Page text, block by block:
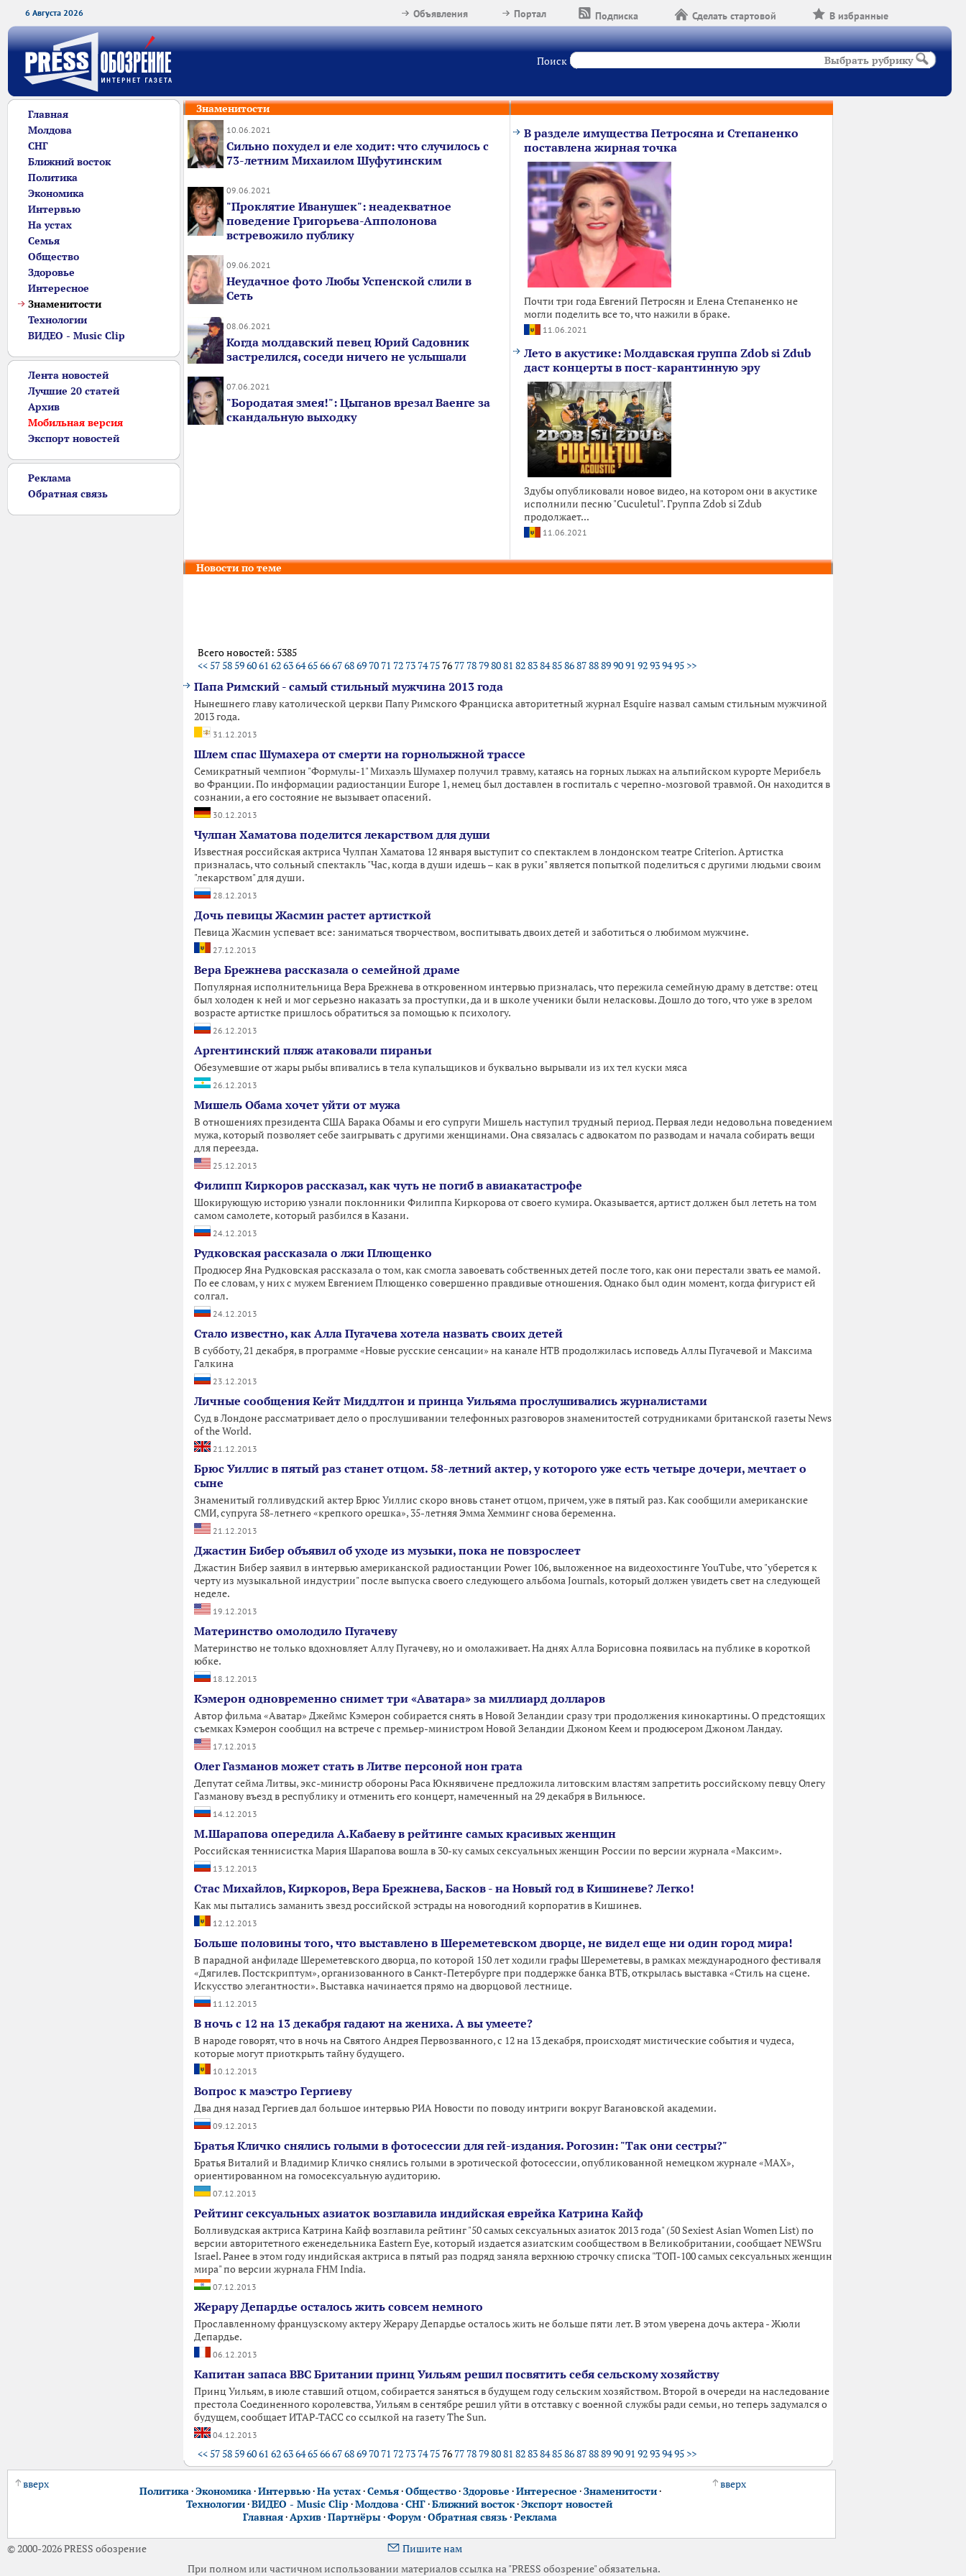
6 Августа 2026 В избранные
Сделать стартовой
Подписка
Портал
Объявления
Поиск Выбрать рубрику
Главная
Молдова
СНГ
Ближний восток
Политика
Экономика
Интервью
На устах
Семья
Общество
Здоровье
Интересное
Знаменитости
Технологии
ВИДЕО - Music Clip
Лента новостей
Лучшие 20 статей
Архив
Мобильная версия
Экспорт новостей
Реклама
Обратная связь
Знаменитости
10.06.2021
Сильно похудел и еле ходит: что случилось с
73-летним Михаилом Шуфутинским
09.06.2021
"Проклятие Иванушек": неадекватное
поведение Григорьева-Апполонова
встревожило публику
09.06.2021
Неудачное фото Любы Успенской слили в
Сеть
08.06.2021
Когда молдавский певец Юрий Садовник
застрелился, соседи ничего не услышали
07.06.2021
"Бородатая змея!": Цыганов врезал Ваенге за
скандальную выходку
В разделе имущества Петросяна и Степаненко
поставлена жирная точка
Почти три года Евгений Петросян и Елена Степаненко не
могли поделить все то, что нажили в браке.
11.06.2021
Лето в акустике: Молдавская группа Zdob si Zdub
даст концерты в пост-карантинную эру
Здубы опубликовали новое видео, на котором они в акустике
исполнили песню "Cuculetul". Группа Zdob si Zdub
продолжает...
11.06.2021
Новости по теме
Всего новостей: 5385
<< 57 58 596061 6263646566676869 70 71 72 73 74 75 76 77 78 798081 82838485868788899091 92939495 >>
Папа Римский - самый стильный мужчина 2013 года
Нынешнего главу католической церкви Папу Римского Франциска авторитетный журнал Esquire назвал самым стильным мужчиной
2013 года.
31.12.2013
Шлем спас Шумахера от смерти на горнолыжной трассе
Семикратный чемпион "Формулы-1" Михаэль Шумахер получил травму, катаясь на горных лыжах на альпийском курорте Мерибель
во Франции. По информации радиостанции Europe 1, немец был доставлен в госпиталь с черепно-мозговой травмой. Он находится в
сознании, а его состояние не вызывает опасений.
30.12.2013
Чулпан Хаматова поделится лекарством для души
Известная российская актриса Чулпан Хаматова 12 января выступит со спектаклем в лондонском театре Criterion. Артистка
призналась, что сольный спектакль "Час, когда в души идешь – как в руки" является попыткой поделиться с другими людьми своим
"лекарством" для души.
28.12.2013
Дочь певицы Жасмин растет артисткой
Певица Жасмин успевает все: заниматься творчеством, воспитывать двоих детей и заботиться о любимом мужчине.
27.12.2013
Вера Брежнева рассказала о семейной драме
Популярная исполнительница Вера Брежнева в откровенном интервью призналась, что пережила семейную драму в детстве: отец
был холоден к ней и мог серьезно наказать за проступки, да и в школе ученики были неласковы. Дошло до того, что уже в зрелом
возрасте артистке пришлось обратиться за помощью к психологу.
26.12.2013
Аргентинский пляж атаковали пираньи
Обезумевшие от жары рыбы впивались в тела купальщиков и буквально вырывали из их тел куски мяса
26.12.2013
Мишель Обама хочет уйти от мужа
В отношениях президента США Барака Обамы и его супруги Мишель наступил трудный период. Первая леди недовольна поведением
мужа, который позволяет себе заигрывать с другими женщинами. Она связалась с адвокатом по разводам и начала собирать вещи
для переезда.
25.12.2013
Филипп Киркоров рассказал, как чуть не погиб в авиакатастрофе
Шокирующую историю узнали поклонники Филиппа Киркорова от своего кумира. Оказывается, артист должен был лететь на том
самом самолете, который разбился в Казани.
24.12.2013
Рудковская рассказала о лжи Плющенко
Продюсер Яна Рудковская рассказала о том, как смогла завоевать собственных детей после того, как они перестали звать ее мамой.
По ее словам, у них с мужем Евгением Плющенко совершенно правдивые отношения. Однако был один момент, когда фигурист ей
солгал.
24.12.2013
Стало известно, как Алла Пугачева хотела назвать своих детей
В субботу, 21 декабря, в программе «Новые русские сенсации» на канале НТВ продолжилась исповедь Аллы Пугачевой и Максима
Галкина
23.12.2013
Личные сообщения Кейт Миддлтон и принца Уильяма прослушивались журналистами
Суд в Лондоне рассматривает дело о прослушивании телефонных разговоров знаменитостей сотрудниками британской газеты News
of the World.
21.12.2013
Брюс Уиллис в пятый раз станет отцом. 58-летний актер, у которого уже есть четыре дочери, мечтает о
сыне
Знаменитый голливудский актер Брюс Уиллис скоро вновь станет отцом, причем, уже в пятый раз. Как сообщили американские
СМИ, супруга 58-летнего «крепкого орешка», 35-летняя Эмма Хемминг снова беременна.
21.12.2013
Джастин Бибер объявил об уходе из музыки, пока не повзрослеет
Джастин Бибер заявил в интервью американской радиостанции Power 106, выложенное на видеохостинге YouTube, что "уберется к
черту из музыкальной индустрии" после выпуска своего следующего альбома Journals, который должен увидеть свет на следующей
неделе.
19.12.2013
Материнство омолодило Пугачеву
Материнство не только вдохновляет Аллу Пугачеву, но и омолаживает. На днях Алла Борисовна появилась на публике в короткой
юбке.
18.12.2013
Кэмерон одновременно снимет три «Аватара» за миллиард долларов
Автор фильма «Аватар» Джеймс Кэмерон собирается снять в Новой Зеландии сразу три продолжения кинокартины. О предстоящих
съемках Кэмерон сообщил на встрече с премьер-министром Новой Зеландии Джоном Кеем и продюсером Джоном Ландау.
17.12.2013
Олег Газманов может стать в Литве персоной нон грата
Депутат сейма Литвы, экс-министр обороны Раса Юкнявичене предложила литовским властям запретить российскому певцу Олегу
Газманову въезд в республику и отменить его концерт, намеченный на 29 декабря в Вильнюсе.
14.12.2013
М.Шарапова опередила А.Кабаеву в рейтинге самых красивых женщин
Российская теннисистка Мария Шарапова вошла в 30-ку самых сексуальных женщин России по версии журнала «Максим».
13.12.2013
Стас Михайлов, Киркоров, Вера Брежнева, Басков - на Новый год в Кишиневе? Легко!
Как мы пытались заманить звезд российской эстрады на новогодний корпоратив в Кишинев.
12.12.2013
Больше половины того, что выставлено в Шереметевском дворце, не видел еще ни один город мира!
В парадной анфиладе Шереметевского дворца, по которой 150 лет ходили графы Шереметевы, в рамках международного фестиваля
«Дягилев. Постскриптум», организованного в Санкт-Петербурге при поддержке банка ВТБ, открылась выставка «Стиль на сцене.
Искусство элегантности». Выставка начинается прямо на дворцовой лестнице.
11.12.2013
В ночь с 12 на 13 декабря гадают на жениха. А вы умеете?
В народе говорят, что в ночь на Святого Андрея Первозванного, с 12 на 13 декабря, происходят мистические события и чудеса,
которые могут приоткрыть тайну будущего.
10.12.2013
Вопрос к маэстро Гергиеву
Два дня назад Гергиев дал большое интервью РИА Новости по поводу интриги вокруг Вагановской академии.
09.12.2013
Братья Кличко снялись голыми в фотосессии для гей-издания. Рогозин: "Так они сестры?"
Братья Виталий и Владимир Кличко снялись голыми в эротической фотосессии, опубликованной немецком журнале «MAX»,
ориентированном на гомосексуальную аудиторию.
07.12.2013
Рейтинг сексуальных азиаток возглавила индийская еврейка Катрина Кайф
Болливудская актриса Катрина Кайф возглавила рейтинг "50 самых сексуальных азиаток 2013 года" (50 Sexiest Asian Women List) по
версии авторитетного еженедельника Eastern Eye, который издается азиатским сообществом в Великобритании, сообщает NEWSru
Israel. Ранее в этом году индийская актриса в пятый раз подряд заняла верхнюю строчку списка "ТОП-100 самых сексуальных женщин
мира" по версии журнала FHM India.
07.12.2013
Жерару Депардье осталось жить совсем немного
Прославленному французскому актеру Жерару Депардье осталось жить не больше пяти лет. В этом уверена дочь актера - Жюли
Депардье.
06.12.2013
Капитан запаса ВВС Британии принц Уильям решил посвятить себя сельскому хозяйству
Принц Уильям, в июле ставший отцом, собирается заняться в будущем году сельским хозяйством. Второй в очереди на наследование
престола Соединенного королевства, Уильям в сентябре решил уйти в отставку с военной службы ради семьи, но теперь задумался о
будущем, сообщает ИТАР-ТАСС со ссылкой на газету The Sun.
04.12.2013
<< 57 58 596061 6263646566676869 70 71 72 73 74 75 76 77 78 798081 82838485868788899091 92939495 >>
вверх
Политика·Экономика·Интервью·На устах·Семья·Общество·Здоровье ·Интересное ·Знаменитости·
Технологии·ВИДЕО - Music Clip ·Молдова·СНГ·Ближний восток·Экспорт новостей
Главная·Архив·Партнёры·Форум·Обратная связь·Реклама
вверх
© 2000-2026 PRESS обозрение
Пишите нам
При полном или частичном использовании материалов ссылка на "PRESS обозрение" обязательна.